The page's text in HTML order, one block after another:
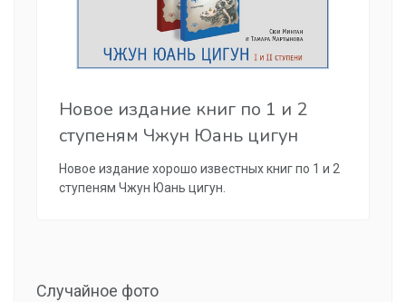
Новое издание книг по 1 и 2
ступеням Чжун Юань цигун
Новое издание хорошо известных книг по 1 и 2
ступеням Чжун Юань цигун.
Случайное фото